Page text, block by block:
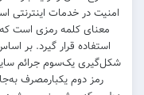
امنیت در خدمات اینترنتی
معنای کلمه رمزی است
استفاده قرار گیرد. بر
شکل‌گیری یک‌سوم جرائم
رمز دوم یکبارمصرف